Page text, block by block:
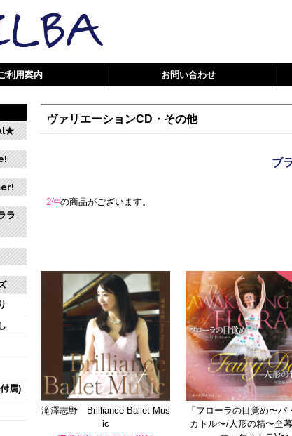
利用案内 お問い合わせ
ヴァリエーションCD・その他
ブ
2件の商品がございます。
滝澤志野 Brilliance Ballet Mus
ic
「フローラの目覚め〜パ
カトル〜/人形の精〜全幕
ラ
属)